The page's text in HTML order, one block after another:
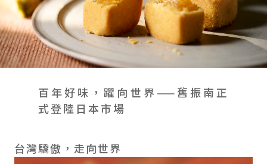
永續新聞集
利害關係人
全台據點
客服中心
會員禮遇
線上購物 會員禮遇
© 2026 JIU ZHEN NAN.CO All rights reserved
Site by 很好設計 Goods Design
百年好味，躍向世界——舊振南正
式登陸日本市場
台灣驕傲，走向世界